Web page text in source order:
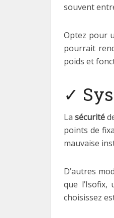
souvent
Optez pour
pourrait
poids et
✓
Lasécurité
points de
mauvaise
D’autres
que l’Isofix,
choisissez